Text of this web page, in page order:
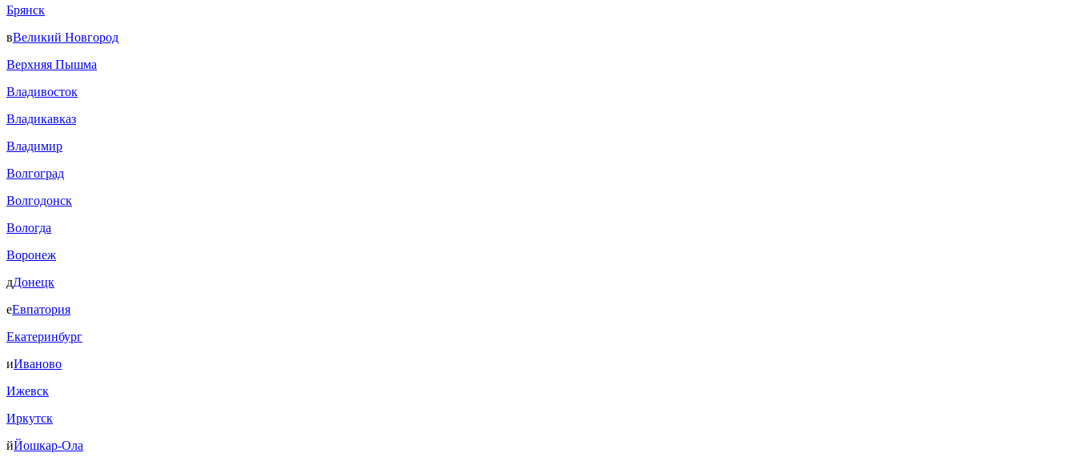
Брянск
вВеликий Новгород
Верхняя Пышма
Владивосток
Владикавказ
Владимир
Волгоград
Волгодонск
Вологда
Воронеж
дДонецк
еЕвпатория
Екатеринбург
иИваново
Ижевск
Иркутск
йЙошкар-Ола